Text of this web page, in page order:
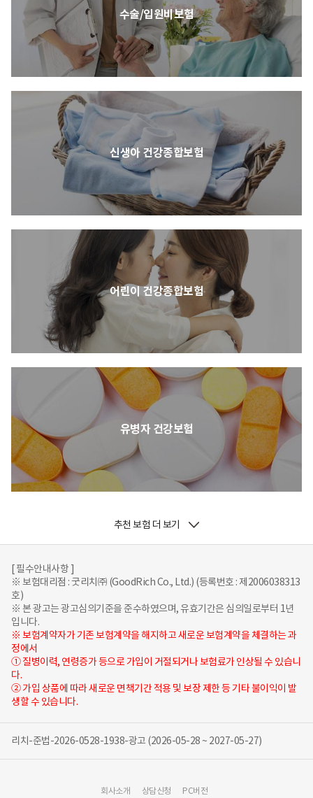
수술/입원비보험
신생아 건강종합보험
어린이 건강종합보험
유병자 건강보험
추천 보험 더 보기
[ 필수안내사항 ]
※ 보험대리점 : 굿리치㈜ (GoodRich Co., Ltd.) (등록번호 : 제2006038313
호)
※ 본 광고는 광고심의기준을 준수하였으며, 유효기간은 심의일로부터 1년
입니다.
※ 보험계약자가 기존 보험계약을 해지하고 새로운 보험계약을 체결하는 과
정에서
① 질병이력, 연령증가 등으로 가입이 거절되거나 보험료가 인상될 수 있습니
다.
② 가입 상품에 따라 새로운 면책기간 적용 및 보장 제한 등 기타 불이익이 발
생할 수 있습니다.
리치-준법-2026-0528-1938-광고 (2026-05-28 ~ 2027-05-27)
회사소개 상담신청 PC버전